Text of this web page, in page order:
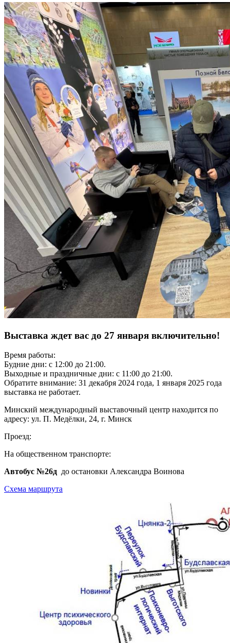
Выставка ждет вас до 27 января включительно!
Время работы:
Будние дни: с 12:00 до 21:00.
Выходные и праздничные дни: с 11:00 до 21:00.
Обратите внимание: 31 декабря 2024 года, 1 января 2025 года
выставка не работает.
Минский международный выставочный центр находится по
адресу: ул. П. Медёлки, 24, г. Минск
Проезд:
На общественном транспорте:
Автобус №26д до остановки Александра Воинова
Схема маршрута